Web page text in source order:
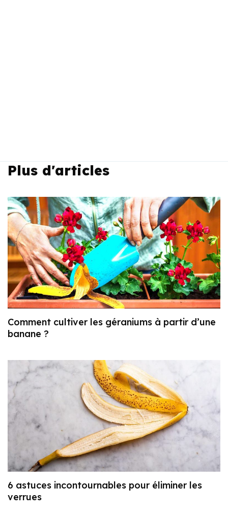
Plus d'articles
Comment cultiver les géraniums à partir d’une
banane ?
6 astuces incontournables pour éliminer les
verrues